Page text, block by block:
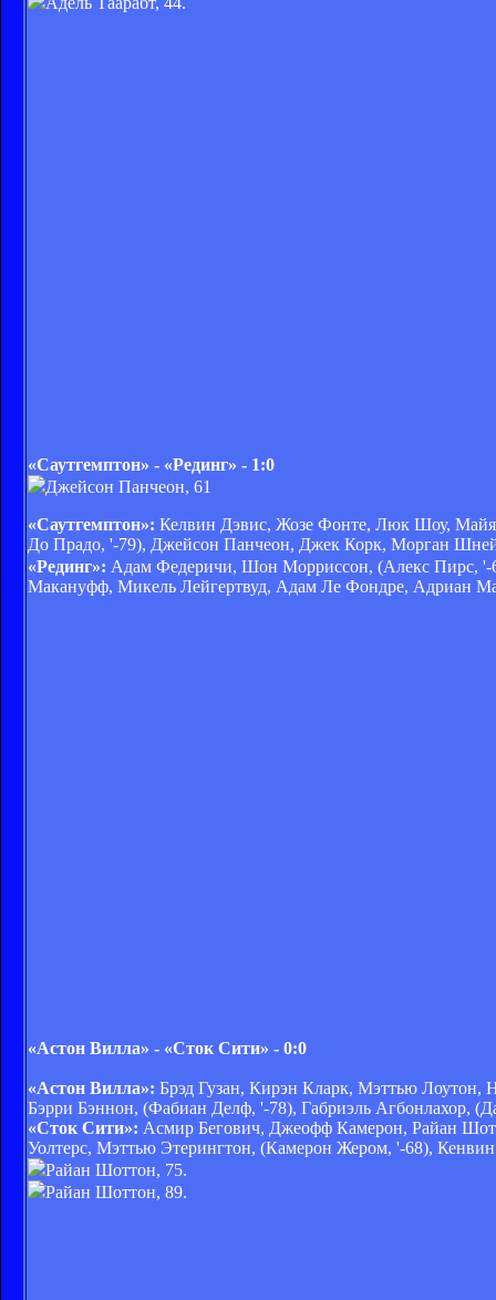
«Саутгемптон» - «Рединг» - 1:0
Джейсон Панчеон, 61
«Саутгемптон»: Келвин Дэвис, Жозе Фонте, Люк Шоу, Майя
До Прадо, '-79), Джейсон Панчеон, Джек Корк, Морган
«Рединг»: Адам Федеричи, Шон Морриссон, (Алекс Пирс,
Макануфф, Микель Лейгертвуд, Адам Ле Фондре, Адриан
«Астон Вилла» - «Сток Сити» - 0:0
«Астон Вилла»: Брэд Гузан, Кирэн Кларк, Мэттью
Бэрри Бэннон, (Фабиан Делф, '-78), Габриэль Агбонлахор,
«Сток Сити»: Асмир Бегович, Джеофф Камерон, Райан
Уолтерс, Мэттью Этерингтон, (Камерон Жером, '-68),
Райан Шоттон, 75.
Райан Шоттон, 89.